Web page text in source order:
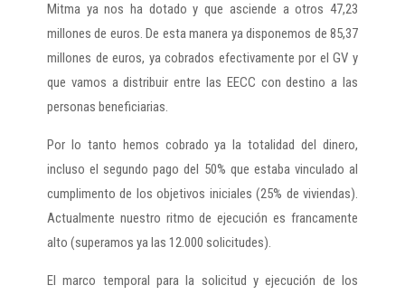
Mitma ya nos ha dotado y que asciende a otros 47,23
millones de euros. De esta manera ya disponemos de 85,37
millones de euros, ya cobrados efectivamente por el GV y
que vamos a distribuir entre las EECC con destino a las
personas beneficiarias.
Por lo tanto hemos cobrado ya la totalidad del dinero,
incluso el segundo pago del 50% que estaba vinculado al
cumplimento de los objetivos iniciales (25% de viviendas).
Actualmente nuestro ritmo de ejecución es francamente
alto (superamos ya las 12.000 solicitudes).
El marco temporal para la solicitud y ejecución de los